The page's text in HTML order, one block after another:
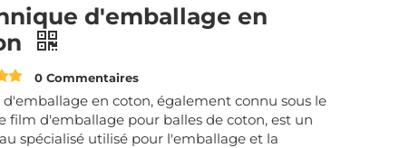
d'emballage en
0 Commentaires
d'emballage en coton, également connu sous le
film d'emballage pour balles de coton, est un
spécialisé utilisé pour l'emballage et la